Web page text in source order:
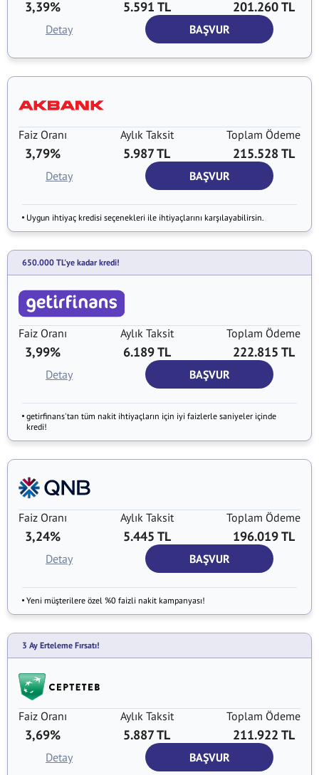
3,39% 5.591 TL 201.260 TL
BAŞVUR
Detay
Faiz Oranı
3,79%
Aylık Taksit
5.987 TL
Toplam Ödeme
215.528 TL
BAŞVUR
Detay
Uygun ihtiyaç kredisi seçenekleri ile ihtiyaçlarını karşılayabilirsin.
650.000 TL'ye kadar kredi!
Faiz Oranı
3,99%
Aylık Taksit
6.189 TL
Toplam Ödeme
222.815 TL
BAŞVUR
Detay
getirfinans'tan tüm nakit ihtiyaçların için iyi faizlerle saniyeler içinde
kredi!
Faiz Oranı
3,24%
Aylık Taksit
5.445 TL
Toplam Ödeme
196.019 TL
BAŞVUR
Detay
Yeni müşterilere özel %0 faizli nakit kampanyası!
3 Ay Erteleme Fırsatı!
Faiz Oranı
3,69%
Aylık Taksit
5.887 TL
Toplam Ödeme
211.922 TL
BAŞVUR
Detay